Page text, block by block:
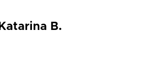
Katarina B.